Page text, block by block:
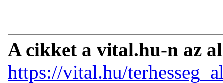
A cikket a vital.hu-n az
https://vital.hu/